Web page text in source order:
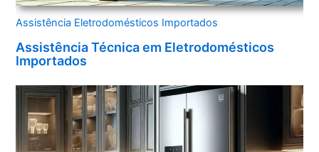
Assistência Eletrodomésticos Importados
Assistência Técnica em Eletrodomésticos
Importados